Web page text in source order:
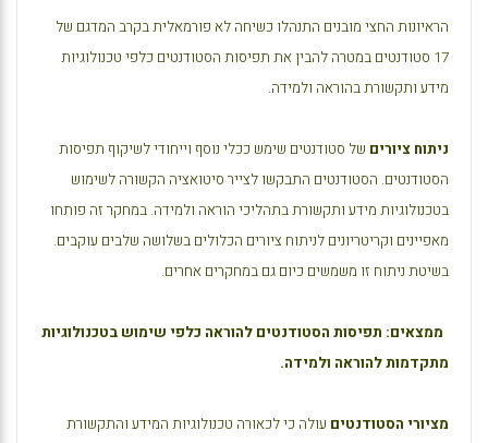
הראיונות החצי מובנים התנהלו כשיחה לא פורמאלית בקרב המדגם של
17 סטודנטים במטרה להבין את תפיסות הסטודנטים כלפי טכנולוגיות
מידע ותקשורת בהוראה ולמידה.
ניתוח ציורים של סטודנטים שימש ככלי נוסף וייחודי לשיקוף תפיסות
הסטודנטים. הסטודנטים התבקשו לצייר סיטואציה הקשורה לשימוש
בטכנולוגיות מידע ותקשורת בתהליכי הוראה ולמידה. במחקר זה פותחו
מאפיינים וקריטריונים לניתוח ציורים הכלולים בשלושה שלבים עוקבים.
בשיטת ניתוח זו משמשים כיום גם במחקרים אחרים.
ממצאים: תפיסות הסטודנטים להוראה כלפי שימוש בטכנולוגיות
מתקדמות להוראה ולמידה.
מציורי הסטודנטים עולה כי לכאורה טכנולוגיות המידע והתקשורת